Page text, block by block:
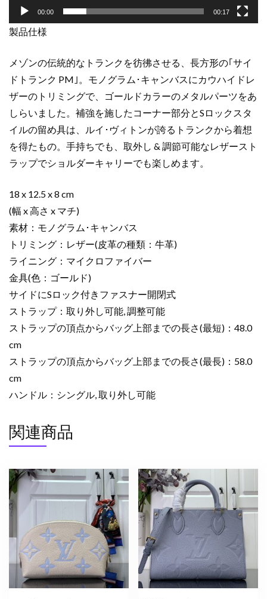
ム･
ャ
バ
ス
ゴ
ー
ル
ド
金
具
00:00 00:17
製品仕様
メゾンの伝統的なトランクを彷彿させる、長方形の｢サイ
ドトランク PM｣。モノグラム･キャンバスにカウハイドレ
ザーのトリミングで、ゴールドカラーのメタルパーツをあ
しらいました。補強を施したコーナー部分とSロックスタ
イルの留め具は、ルイ･ヴィトンが誇るトランクから着想
を得たもの。手持ちでも、取外し & 調節可能なレザースト
ラップでショルダーキャリーでも楽しめます。
18 x 12.5 x 8 cm
(幅 x 高さ x マチ)
素材：モノグラム･キャンバス
トリミング：レザー(皮革の種類：牛革)
ライニング：マイクロファイバー
金具(色：ゴールド)
サイドにSロック付きファスナー開閉式
ストラップ：取り外し可能, 調整可能
ストラップの頂点からバッグ上部までの長さ(最短)：48.0
cm
ストラップの頂点からバッグ上部までの長さ(最長)：58.0
cm
ハンドル：シングル, 取り外し可能
関連商品